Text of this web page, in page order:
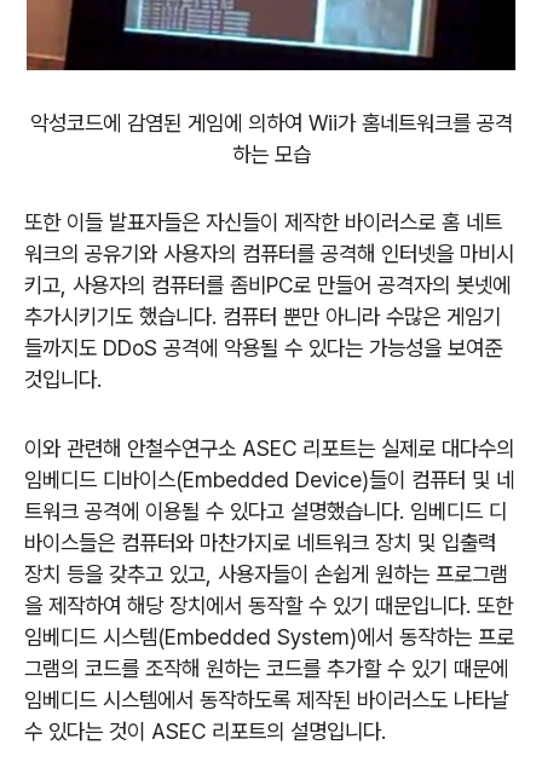
악성코드에 감염된 게임에 의하여 Wii가 홈네트워크를 공격
하는 모습
또한 이들 발표자들은 자신들이 제작한 바이러스로 홈 네트
워크의 공유기와 사용자의 컴퓨터를 공격해 인터넷을 마비시
키고, 사용자의 컴퓨터를 좀비 PC로 만들어 공격자의 봇넷에
추가시키기도 했습니다. 컴퓨터 뿐만 아니라 수많은 게임기
들까지도 DDoS 공격에 악용될 수 있다는 가능성을 보여준
것입니다.
이와 관련해 안철수연구소 ASEC 리포트는 실제로 대다수의
임베디드 디바이스(Embedded Device)들이 컴퓨터 및 네
트워크 공격에 이용될 수 있다고 설명했습니다. 임베디드 디
바이스들은 컴퓨터와 마찬가지로 네트워크 장치 및 입출력
장치 등을 갖추고 있고 사용자들이 손쉽게 원하는 프로그램
을 제작하여 해당 장치에서 동작할 수 있기 때문입니다. 또한
임베디드 시스템(Embedded System)에서 동작하는 프로
그램의 코드를 조작해 원하는 코드를 추가할 수 있기 때문에
임베디드 시스템에서 동작하도록 제작된 바이러스도 나타날
수 있다는 것이 ASEC 리포트의 설명입니다.